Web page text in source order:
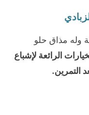
وله مذاق حلو
الرائعة لإشباع
التمرين.